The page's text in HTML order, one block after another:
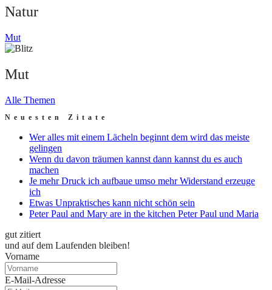
Natur
Mut
Mut
Alle Themen
Neuesten Zitate
Wer alles mit einem Lächeln beginnt dem wird das meiste
gelingen
Wenn du davon träumen kannst dann kannst du es auch
machen
Je mehr Druck ich aufbaue umso mehr Widerstand erzeuge
ich
Etwas Unpraktisches kann nicht schön sein
Peter Paul and Mary are in the kitchen Peter Paul und Maria
gut zitiert
und auf dem Laufenden bleiben!
Vorname
E-Mail-Adresse